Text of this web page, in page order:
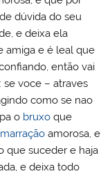
dúvida do seu
e deixa ela
amiga e é leal que
então vai
voce – atraves
como se nao
o bruxo que
amorosa, e
que suceder e haja
e deixa todo